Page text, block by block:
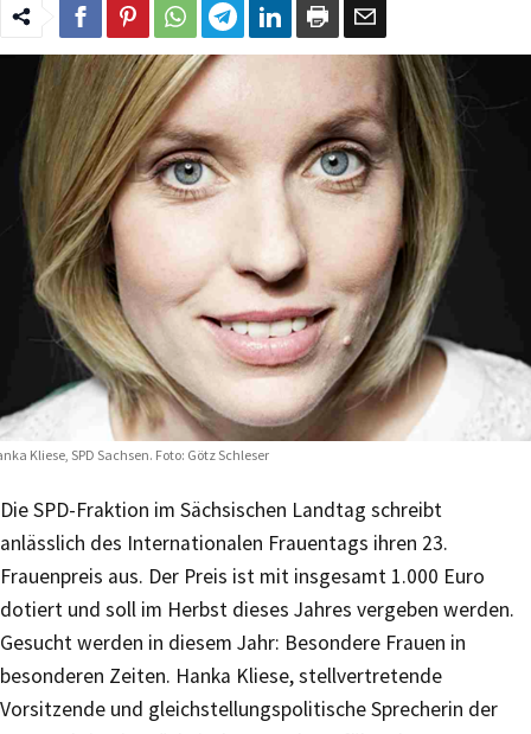
Kliese, SPD Sachsen. Foto: Götz Schleser
Die SPD-Fraktion im Sächsischen Landtag schreibt
anlässlich des Internationalen Frauentags ihren 23.
Frauenpreis aus. Der Preis ist mit insgesamt 1.000 Euro
dotiert und soll im Herbst dieses Jahres vergeben werden.
Gesucht werden in diesem Jahr: Besondere Frauen in
besonderen Zeiten. Hanka Kliese, stellvertretende
Vorsitzende und gleichstellungspolitische Sprecherin der